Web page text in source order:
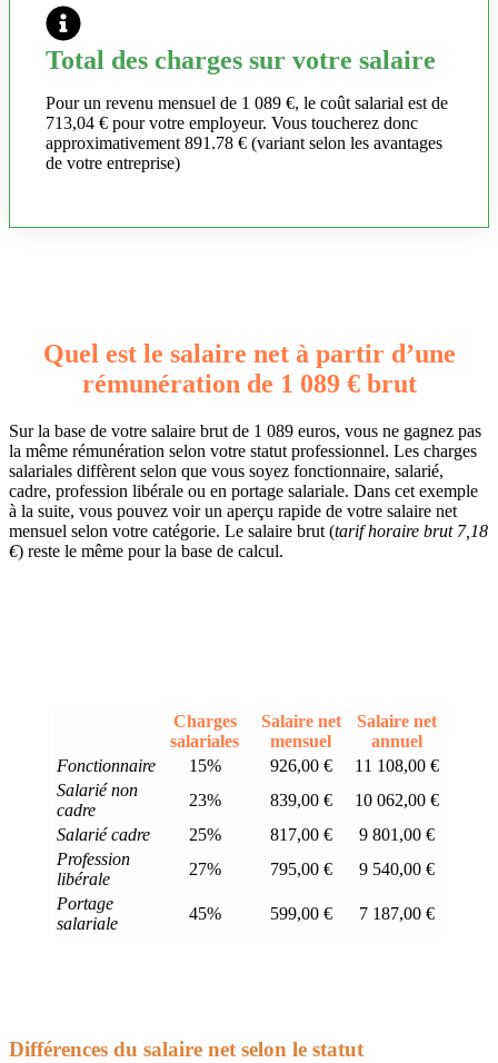
Total des charges sur votre salaire
Pour un revenu mensuel de 1 089 €, le coût salarial est de
713,04 € pour votre employeur. Vous toucherez donc
approximativement 891.78 € (variant selon les avantages
de votre entreprise)
Quel est le salaire net à partir d’une
rémunération de 1 089 € brut
Sur la base de votre salaire brut de 1 089 euros, vous ne gagnez pas
la même rémunération selon votre statut professionnel. Les charges
salariales diffèrent selon que vous soyez fonctionnaire, salarié,
cadre, profession libérale ou en portage salariale. Dans cet exemple
à la suite, vous pouvez voir un aperçu rapide de votre salaire net
mensuel selon votre catégorie. Le salaire brut (tarif horaire brut 7,18
€) reste le même pour la base de calcul.
Charges
salariales
Salaire net
mensuel
Salaire net
annuel
Fonctionnaire
15% 926,00 €
11 108,00 €
Salarié non
cadre
23% 839,00 €
10 062,00 €
Salarié cadre
25% 817,00 €
9 801,00 €
Profession
libérale
27% 795,00 €
9 540,00 €
Portage
salariale
45% 599,00 € 7 187,00 €
Différences du salaire net selon le statut